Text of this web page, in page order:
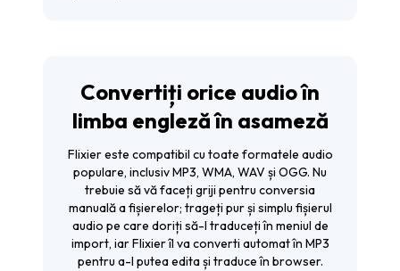
Convertiți orice audio în
limba engleză în asameză
Flixier este compatibil cu toate formatele audio
populare, inclusiv MP3, WMA, WAV și OGG. Nu
trebuie să vă faceți griji pentru conversia
manuală a fișierelor; trageți pur și simplu fișierul
audio pe care doriți să-l traduceți în meniul de
import, iar Flixier îl va converti automat în MP3
pentru a-l putea edita și traduce în browser.